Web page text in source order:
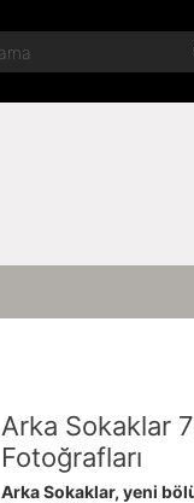
Arka Sokaklar
Fotoğrafları
Arka Sokaklar, yeni